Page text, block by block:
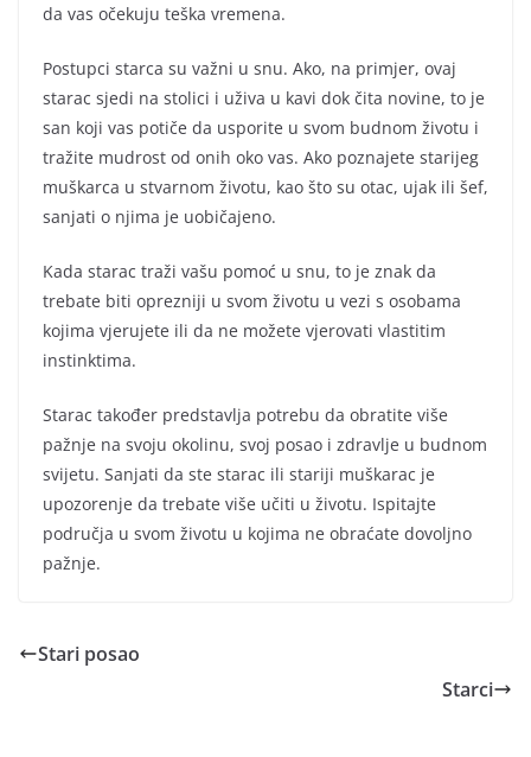
da vas očekuju teška vremena.
Postupci starca su važni u snu. Ako, na primjer, ovaj
starac sjedi na stolici i uživa u kavi dok čita novine, to je
san koji vas potiče da usporite u svom budnom životu i
tražite mudrost od onih oko vas. Ako poznajete starijeg
muškarca u stvarnom životu, kao što su otac, ujak ili šef,
sanjati o njima je uobičajeno.
Kada starac traži vašu pomoć u snu, to je znak da
trebate biti oprezniji u svom životu u vezi s osobama
kojima vjerujete ili da ne možete vjerovati vlastitim
instinktima.
Starac također predstavlja potrebu da obratite više
pažnje na svoju okolinu, svoj posao i zdravlje u budnom
svijetu. Sanjati da ste starac ili stariji muškarac je
upozorenje da trebate više učiti u životu. Ispitajte
područja u svom životu u kojima ne obraćate dovoljno
pažnje.
Stari posao
Starci